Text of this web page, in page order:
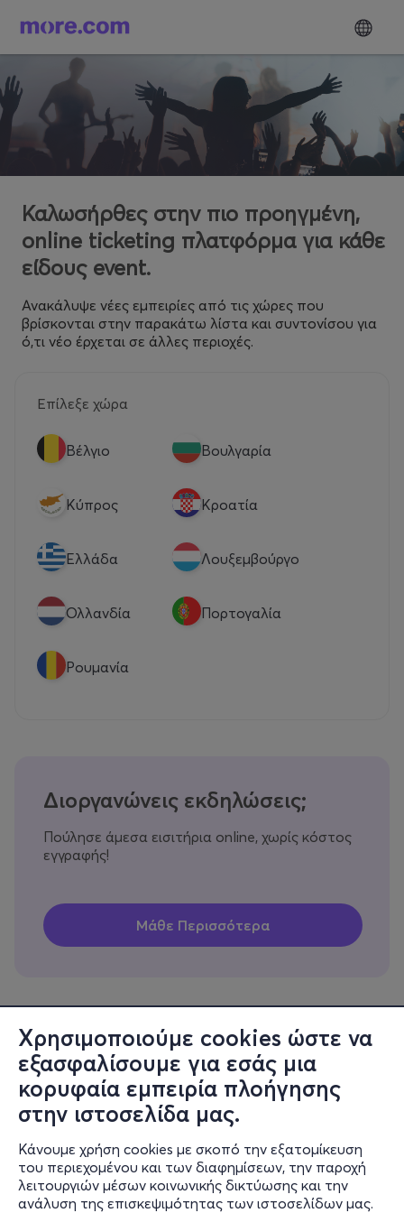
Χρησιμοποιούμε cookies ώστε να
εξασφαλίσουμε για εσάς μια
κορυφαία εμπειρία πλοήγησης
στην ιστοσελίδα μας.
Κάνουμε χρήση cookies με σκοπό την εξατομίκευση
του περιεχομένου και των διαφημίσεων, την παροχή
λειτουργιών μέσων κοινωνικής δικτύωσης και την
ανάλυση της επισκεψιμότητας των ιστοσελίδων μας.
Καλωσήρθες στην πιο προηγμένη,
online ticketing πλατφόρμα για κάθε
είδους event.
Ανακάλυψε νέες εμπειρίες από τις χώρες που
βρίσκονται στην παρακάτω λίστα και συντονίσου για
ό,τι νέο έρχεται σε άλλες περιοχές.
Επίλεξε χώρα
Βέλγιο Βουλγαρία
Κύπρος Κροατία
Eλλάδα Λουξεμβούργο
Ολλανδία Πορτογαλία
Ρουμανία
Διοργανώνεις εκδηλώσεις;
Πούλησε άμεσα εισιτήρια online, χωρίς κόστος
εγγραφής!
Πληροφορίες
Υποστήριξη
Stay Connected